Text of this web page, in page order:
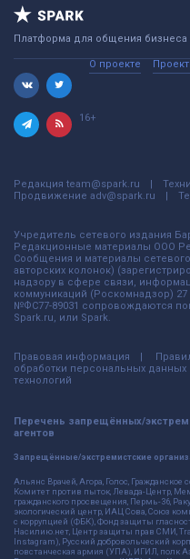
Платформа для общения бизнеса
О проекте
16+
Редакция team@spark.ru
Продвижение adv@spark.ru
Учредитель сетевого издания
Редакционные материалы ООО
Сообщения и материалы
авторских колонок)
надзору в сфере связи,
коммуникаций (Роскомнадзор)
№ФС77-89031 сопровождаются
Spark.ru, или Spark.
Правовая информация
обработки персональных данных
технологий
Перечень запрещённых/
агентов
Запрещённые/экстремистские
Альянс Врачей, Агора, Голос, Гражданское
Комитет против пыток, Левада-Центр,
гражданского просвещения, Пермь-36,
экологический центр, ИАЦ Сова, Союз
с коррупцией (ФБК), Фонд защиты
Насилию.нет, Центр защиты прав СМИ,
Instagram), Русский добровольческий
повстанческая армия (УПА), ИГИЛ, полк